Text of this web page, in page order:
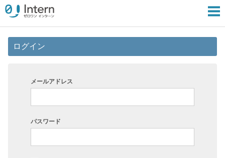
ログイン
メールアドレス
パスワード